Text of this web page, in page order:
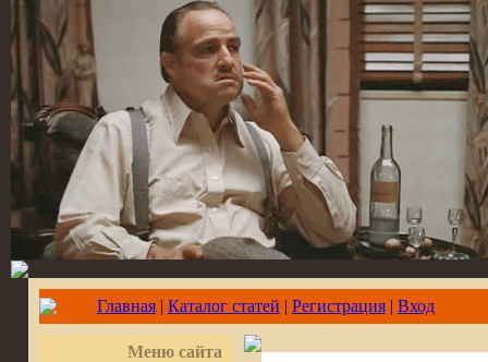
Главная| Каталог статей | Регистрация| Вход
Меню сайта